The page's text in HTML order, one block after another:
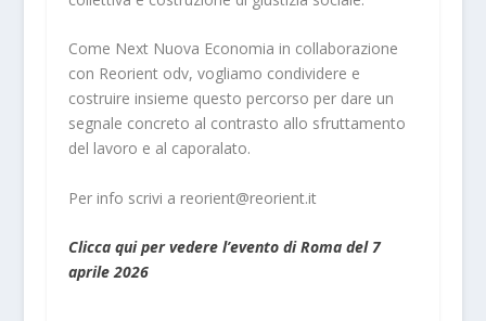
Come Next Nuova Economia in collaborazione
con Reorient odv, vogliamo condividere e
costruire insieme questo percorso per dare un
segnale concreto al contrasto allo sfruttamento
del lavoro e al caporalato.
Per info scrivi a reorient@reorient.it
Clicca qui per vedere l’evento di Roma del 7
aprile 2026